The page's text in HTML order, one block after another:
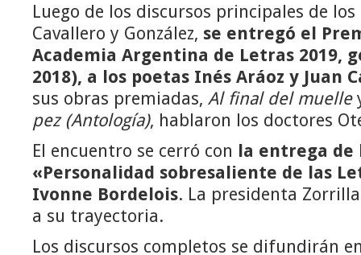
Luego de los discursos principales de
Cavallero y González, se entregó el
Academia Argentina de Letras 2019,
2018), a los poetas Inés Aráoz y Juan
sus obras premiadas, Al final del muelle
pez (Antología), hablaron los doctores
El encuentro se cerró con la entrega de
«Personalidad sobresaliente de las
Ivonne Bordelois. La presidenta
a su trayectoria.
Los discursos completos se difundirán